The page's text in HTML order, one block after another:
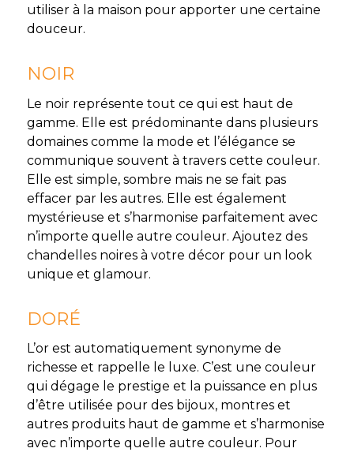
utiliser à la maison pour apporter une certaine
douceur.
NOIR
Le noir représente tout ce qui est haut de
gamme. Elle est prédominante dans plusieurs
domaines comme la mode et l’élégance se
communique souvent à travers cette couleur.
Elle est simple, sombre mais ne se fait pas
effacer par les autres. Elle est également
mystérieuse et s’harmonise parfaitement avec
n’importe quelle autre couleur. Ajoutez des
chandelles noires à votre décor pour un look
unique et glamour.
DORÉ
L’or est automatiquement synonyme de
richesse et rappelle le luxe. C’est une couleur
qui dégage le prestige et la puissance en plus
d’être utilisée pour des bijoux, montres et
autres produits haut de gamme et s’harmonise
avec n’importe quelle autre couleur. Pour